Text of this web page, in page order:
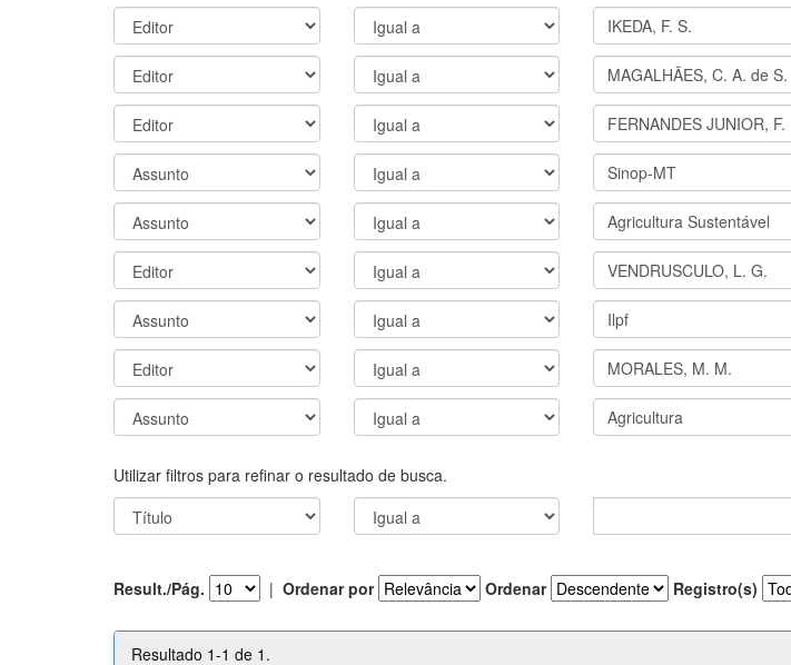
Utilizar filtros para refinar o resultado de busca.
Result./Pág. | Ordenar por Ordenar Registro(s)
Resultado 1-1 de 1.